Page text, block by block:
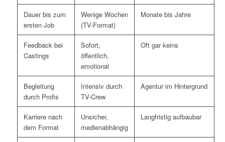
Dauer bis zum
ersten Job
Wenige Wochen
(TV-Format)
Monate bis Jahre
Feedback bei
Castings
Sofort,
öffentlich,
emotional
Oft gar keins
Begleitung
durch Profis
Intensiv durch
TV-Crew
Agentur im Hintergrund
Karriere nach
dem Format
Unsicher,
medienabhängig
Langfristig aufbaubar